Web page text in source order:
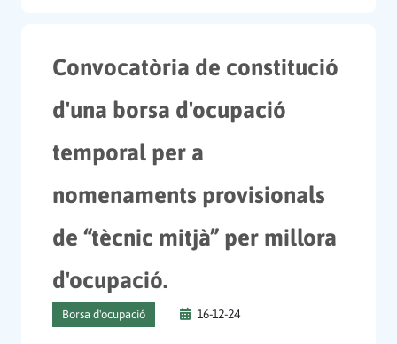
Convocatòria de constitució
d'una borsa d'ocupació
temporal per a
nomenaments provisionals
de “tècnic mitjà” per millora
d'ocupació.
Borsa d'ocupació 16-12-24